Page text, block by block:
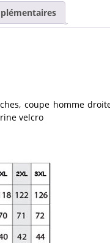
coupe homme
velcro